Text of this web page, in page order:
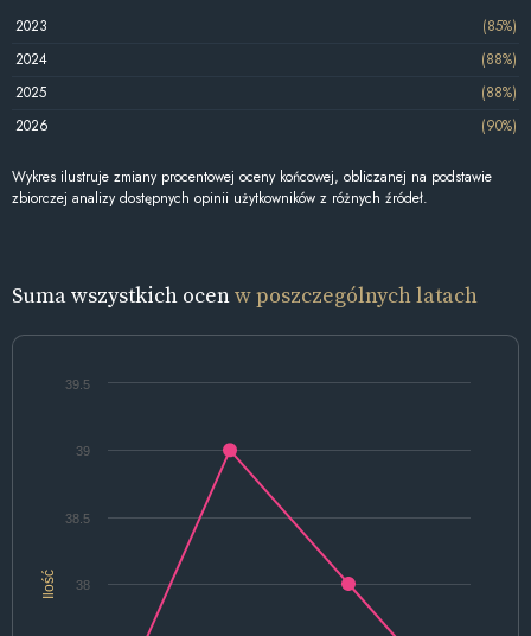
2023
(85%)
2024
(88%)
2025
(88%)
2026
(90%)
Wykres ilustruje zmiany procentowej oceny końcowej, obliczanej na podstawie
zbiorczej analizy dostępnych opinii użytkowników z różnych źródeł.
Suma wszystkich ocenw poszczególnych latach
Ilość 38
38.5
39
39.5